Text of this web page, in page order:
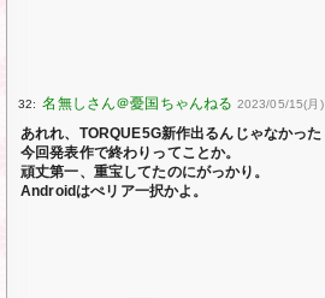
32: 2023/05/15(月
あれれ、TORQUE5G新作出るんじゃなかった
今回発表作で終わりってことか。
頑丈第一、重宝してたのにがっかり。
Androidはぺリア一択かよ。